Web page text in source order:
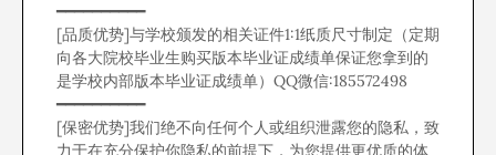
━━━━━━━━━━
[品质优势]与学校颁发的相关证件1:1纸质尺寸制定（定期
向各大院校毕业生购买版本毕业证成绩单保证您拿到的
是学校内部版本毕业证成绩单）QQ微信:185572498
━━━━━━━━━━
[保密优势]我们绝不向任何个人或组织泄露您的隐私，致
力于在充分保护你隐私的前提下，为您提供更优质的体